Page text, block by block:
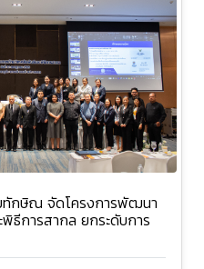
ทักษิณ จัดโครงการพัฒนา
ธีการสากล ยกระดับการ